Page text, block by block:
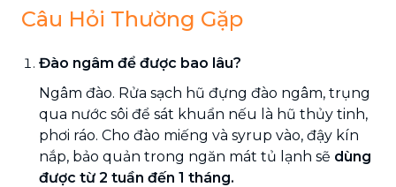
Câu Hỏi Thường Gặp
Đào ngâm để được bao lâu?
Ngâm đào. Rửa sạch hũ đựng đào ngâm, trụng
qua nước sôi để sát khuẩn nếu là hũ thủy tinh,
phơi ráo. Cho đào miếng và syrup vào, đậy kín
nắp, bảo quản trong ngăn mát tủ lạnh sẽ dùng
được từ 2 tuần đến 1 tháng.